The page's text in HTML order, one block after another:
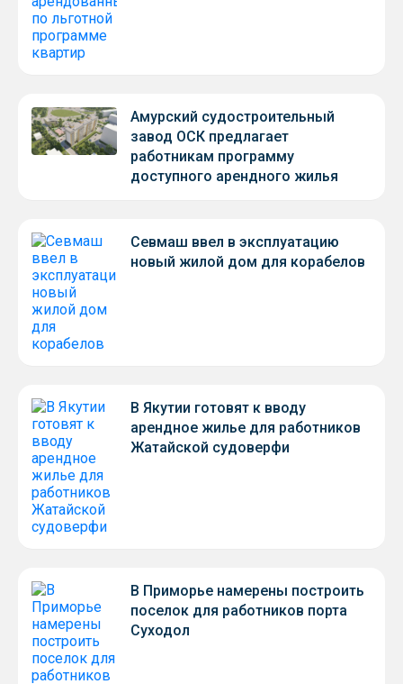
Амурский судостроительный
завод ОСК предлагает
работникам программу
доступного арендного жилья
Севмаш ввел в эксплуатацию
новый жилой дом для корабелов
В Якутии готовят к вводу
арендное жилье для работников
Жатайской судоверфи
В Приморье намерены построить
поселок для работников порта
Суходол